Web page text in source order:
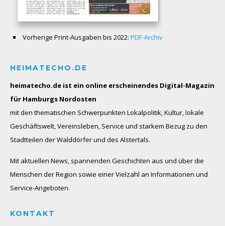
Vorherige Print-Ausgaben bis 2022: PDF-Archiv
HEIMATECHO.DE
heimatecho.de ist ein online erscheinendes Digital-Magazin
für Hamburgs Nordosten
mit den thematischen Schwerpunkten Lokalpolitik, Kultur, lokale
Geschäftswelt, Vereinsleben, Service und starkem Bezug zu den
Stadtteilen der Walddörfer und des Alstertals.
Mit aktuellen News, spannenden Geschichten aus und über die
Menschen der Region sowie einer Vielzahl an Informationen und
Service-Angeboten.
KONTAKT